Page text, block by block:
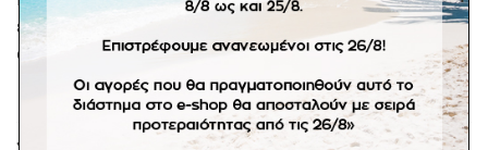
ετών.*Στα εποχιακά προϊόντα δε επιτρέπονται
αλλαγές.